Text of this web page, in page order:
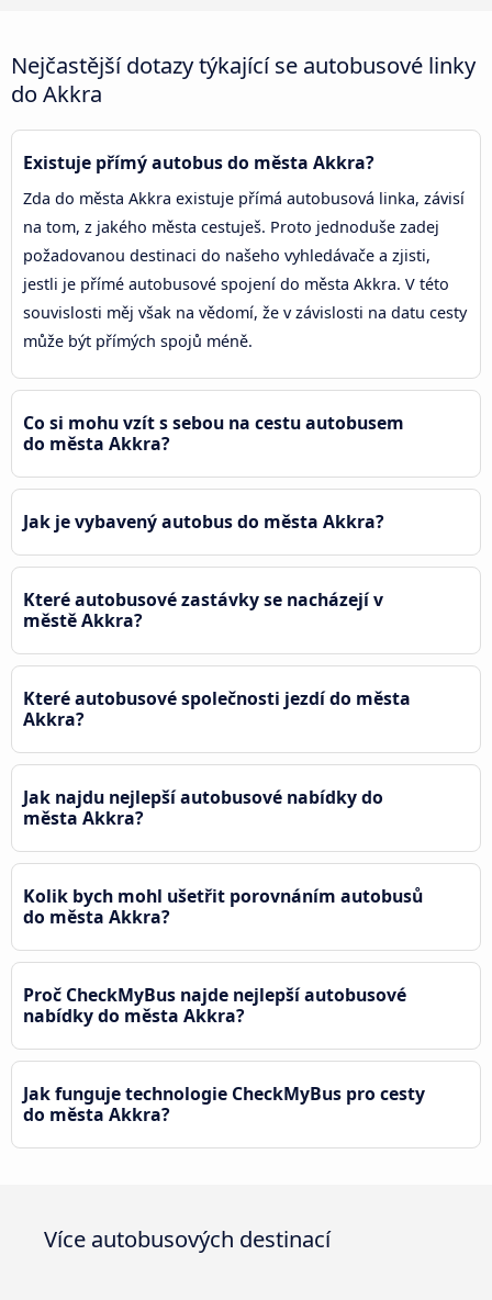
Nejčastější dotazy týkající se autobusové linky
do Akkra
Existuje přímý autobus do města Akkra?
Zda do města Akkra existuje přímá autobusová linka, závisí
na tom, z jakého města cestuješ. Proto jednoduše zadej
požadovanou destinaci do našeho vyhledávače a zjisti,
jestli je přímé autobusové spojení do města Akkra. V této
souvislosti měj však na vědomí, že v závislosti na datu cesty
může být přímých spojů méně.
Co si mohu vzít s sebou na cestu autobusem
do města Akkra?
Jak je vybavený autobus do města Akkra?
Které autobusové zastávky se nacházejí v
městě Akkra?
Které autobusové společnosti jezdí do města
Akkra?
Jak najdu nejlepší autobusové nabídky do
města Akkra?
Kolik bych mohl ušetřit porovnáním autobusů
do města Akkra?
Proč CheckMyBus najde nejlepší autobusové
nabídky do města Akkra?
Jak funguje technologie CheckMyBus pro cesty
do města Akkra?
Více autobusových destinací